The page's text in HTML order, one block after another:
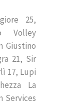
25,
Volley
Giustino
21, Sir
17, Lupi
La
Services